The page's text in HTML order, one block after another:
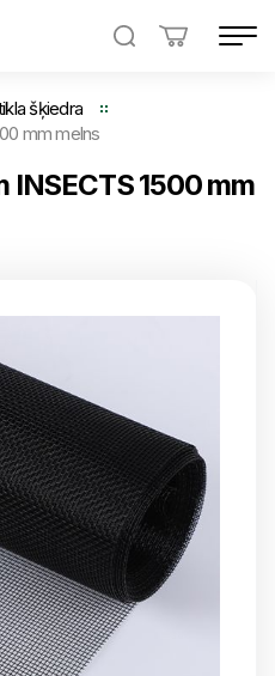
šķiedra
mm melns
1500 mm